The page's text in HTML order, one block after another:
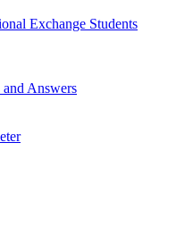
Exchange Students
Answers